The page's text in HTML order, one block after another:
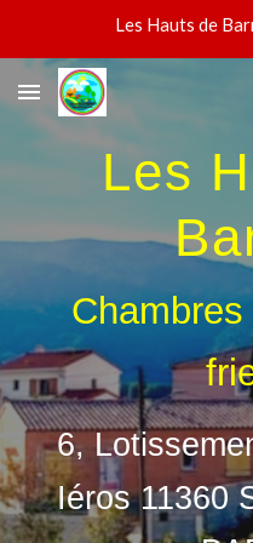
Les Hauts de
Les
6,
Iéros 11360